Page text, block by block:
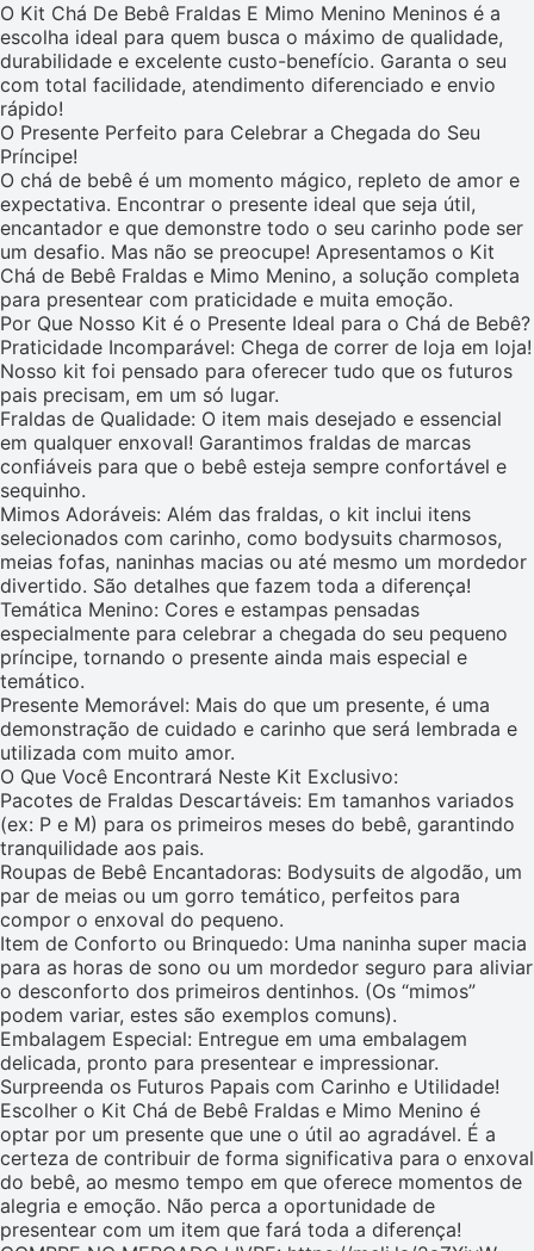
O Kit Chá De Bebê Fraldas E Mimo Menino Meninos é a
escolha ideal para quem busca o máximo de qualidade,
durabilidade e excelente custo-benefício. Garanta o seu
com total facilidade, atendimento diferenciado e envio
rápido!
O Presente Perfeito para Celebrar a Chegada do Seu
Príncipe!
O chá de bebê é um momento mágico, repleto de amor e
expectativa. Encontrar o presente ideal que seja útil,
encantador e que demonstre todo o seu carinho pode ser
um desafio. Mas não se preocupe! Apresentamos o Kit
Chá de Bebê Fraldas e Mimo Menino, a solução completa
para presentear com praticidade e muita emoção.
Por Que Nosso Kit é o Presente Ideal para o Chá de Bebê?
Praticidade Incomparável: Chega de correr de loja em loja!
Nosso kit foi pensado para oferecer tudo que os futuros
pais precisam, em um só lugar.
Fraldas de Qualidade: O item mais desejado e essencial
em qualquer enxoval! Garantimos fraldas de marcas
confiáveis para que o bebê esteja sempre confortável e
sequinho.
Mimos Adoráveis: Além das fraldas, o kit inclui itens
selecionados com carinho, como bodysuits charmosos,
meias fofas, naninhas macias ou até mesmo um mordedor
divertido. São detalhes que fazem toda a diferença!
Temática Menino: Cores e estampas pensadas
especialmente para celebrar a chegada do seu pequeno
príncipe, tornando o presente ainda mais especial e
temático.
Presente Memorável: Mais do que um presente, é uma
demonstração de cuidado e carinho que será lembrada e
utilizada com muito amor.
O Que Você Encontrará Neste Kit Exclusivo:
Pacotes de Fraldas Descartáveis: Em tamanhos variados
(ex: P e M) para os primeiros meses do bebê, garantindo
tranquilidade aos pais.
Roupas de Bebê Encantadoras: Bodysuits de algodão, um
par de meias ou um gorro temático, perfeitos para
compor o enxoval do pequeno.
Item de Conforto ou Brinquedo: Uma naninha super macia
para as horas de sono ou um mordedor seguro para aliviar
o desconforto dos primeiros dentinhos. (Os “mimos”
podem variar, estes são exemplos comuns).
Embalagem Especial: Entregue em uma embalagem
delicada, pronto para presentear e impressionar.
Surpreenda os Futuros Papais com Carinho e Utilidade!
Escolher o Kit Chá de Bebê Fraldas e Mimo Menino é
optar por um presente que une o útil ao agradável. É a
certeza de contribuir de forma significativa para o enxoval
do bebê, ao mesmo tempo em que oferece momentos de
alegria e emoção. Não perca a oportunidade de
presentear com um item que fará toda a diferença!